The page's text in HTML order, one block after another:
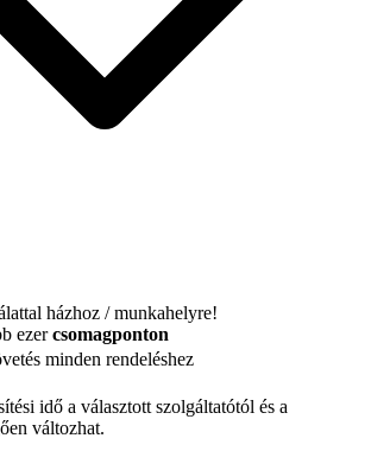
házhoz / munkahelyre!
ezercsomagponton
minden rendeléshez
idő a választott szolgáltatótól és a
változhat.